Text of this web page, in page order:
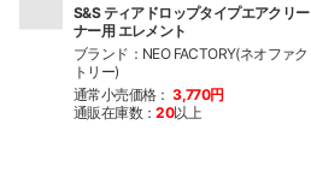
S&S ティアドロップタイプエアクリー
ナー用 エレメント
ブランド：NEO FACTORY(ネオファク
トリー)
通常小売価格： 3,770円
通販在庫数：20以上